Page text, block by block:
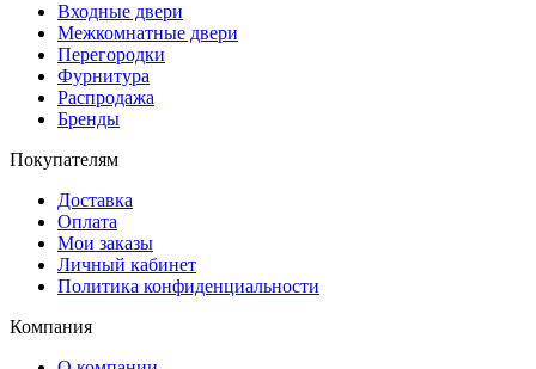
Входные двери
Межкомнатные двери
Перегородки
Фурнитура
Распродажа
Бренды
Покупателям
Доставка
Оплата
Мои заказы
Личный кабинет
Политика конфиденциальности
Компания